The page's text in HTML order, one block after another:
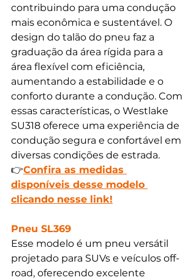
contribuindo para uma condução
mais econômica e sustentável. O
design do talão do pneu faz a
graduação da área rígida para a
área flexível com eficiência,
aumentando a estabilidade e o
conforto durante a condução. Com
essas características, o Westlake
SU318 oferece uma experiência de
condução segura e confortável em
diversas condições de estrada.
👉Confira as medidas
disponíveis desse modelo
clicando nesse link!
Pneu SL369
Esse modelo é um pneu versátil
projetado para SUVs e veículos off-
road, oferecendo excelente